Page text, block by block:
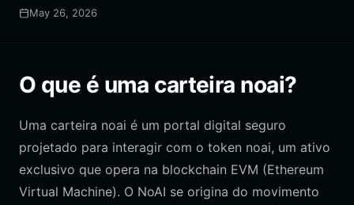
May 26, 2026
O que é uma carteira noai?
Uma carteira noai é um portal digital seguro
projetado para interagir com o token noai, um ativo
exclusivo que opera na blockchain EVM (Ethereum
Virtual Machine). O NoAI se origina do movimento